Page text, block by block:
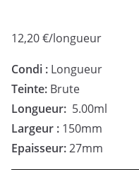
12,20€/longueur
Condi : Longueur
Teinte: Brute
Longueur: 5.00ml
Largeur : 150mm
Epaisseur:27mm